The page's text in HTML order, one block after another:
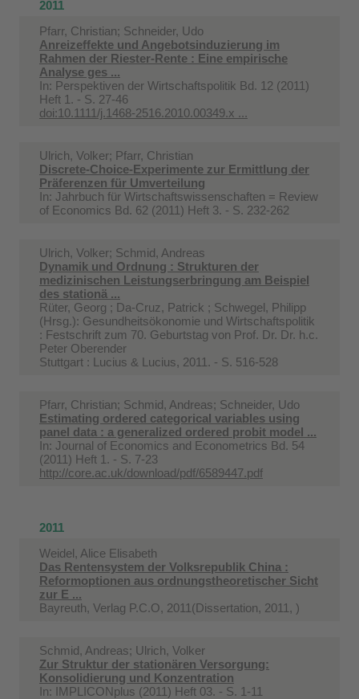
2011
Pfarr, Christian; Schneider, Udo
Anreizeffekte und Angebotsinduzierung im
Rahmen der Riester-Rente : Eine empirische
Analyse ges ...
In: Perspektiven der Wirtschaftspolitik Bd. 12 (2011)
Heft 1. - S. 27-46
doi:10.1111/j.1468-2516.2010.00349.x ...
Ulrich, Volker; Pfarr, Christian
Discrete-Choice-Experimente zur Ermittlung der
Präferenzen für Umverteilung
In: Jahrbuch für Wirtschaftswissenschaften = Review
of Economics Bd. 62 (2011) Heft 3. - S. 232-262
Ulrich, Volker; Schmid, Andreas
Dynamik und Ordnung : Strukturen der
medizinischen Leistungserbringung am Beispiel
des stationä ...
Rüter, Georg ; Da-Cruz, Patrick ; Schwegel, Philipp
(Hrsg.): Gesundheitsökonomie und Wirtschaftspolitik
: Festschrift zum 70. Geburtstag von Prof. Dr. Dr. h.c.
Peter Oberender
Stuttgart : Lucius & Lucius, 2011. - S. 516-528
Pfarr, Christian; Schmid, Andreas; Schneider, Udo
Estimating ordered categorical variables using
panel data : a generalized ordered probit model ...
In: Journal of Economics and Econometrics Bd. 54
(2011) Heft 1. - S. 7-23
http://core.ac.uk/download/pdf/6589447.pdf
2011
Weidel, Alice Elisabeth
Das Rentensystem der Volksrepublik China :
Reformoptionen aus ordnungstheoretischer Sicht
zur E ...
Bayreuth, Verlag P.C.O, 2011(Dissertation, 2011, )
Schmid, Andreas; Ulrich, Volker
Zur Struktur der stationären Versorgung:
Konsolidierung und Konzentration
In: IMPLICONplus (2011) Heft 03. - S. 1-11